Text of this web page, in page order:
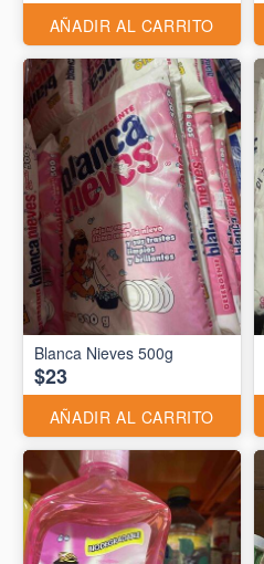
AÑADIR AL CARRITO
Blanca Nieves 500g
$23
AÑADIR AL CARRITO